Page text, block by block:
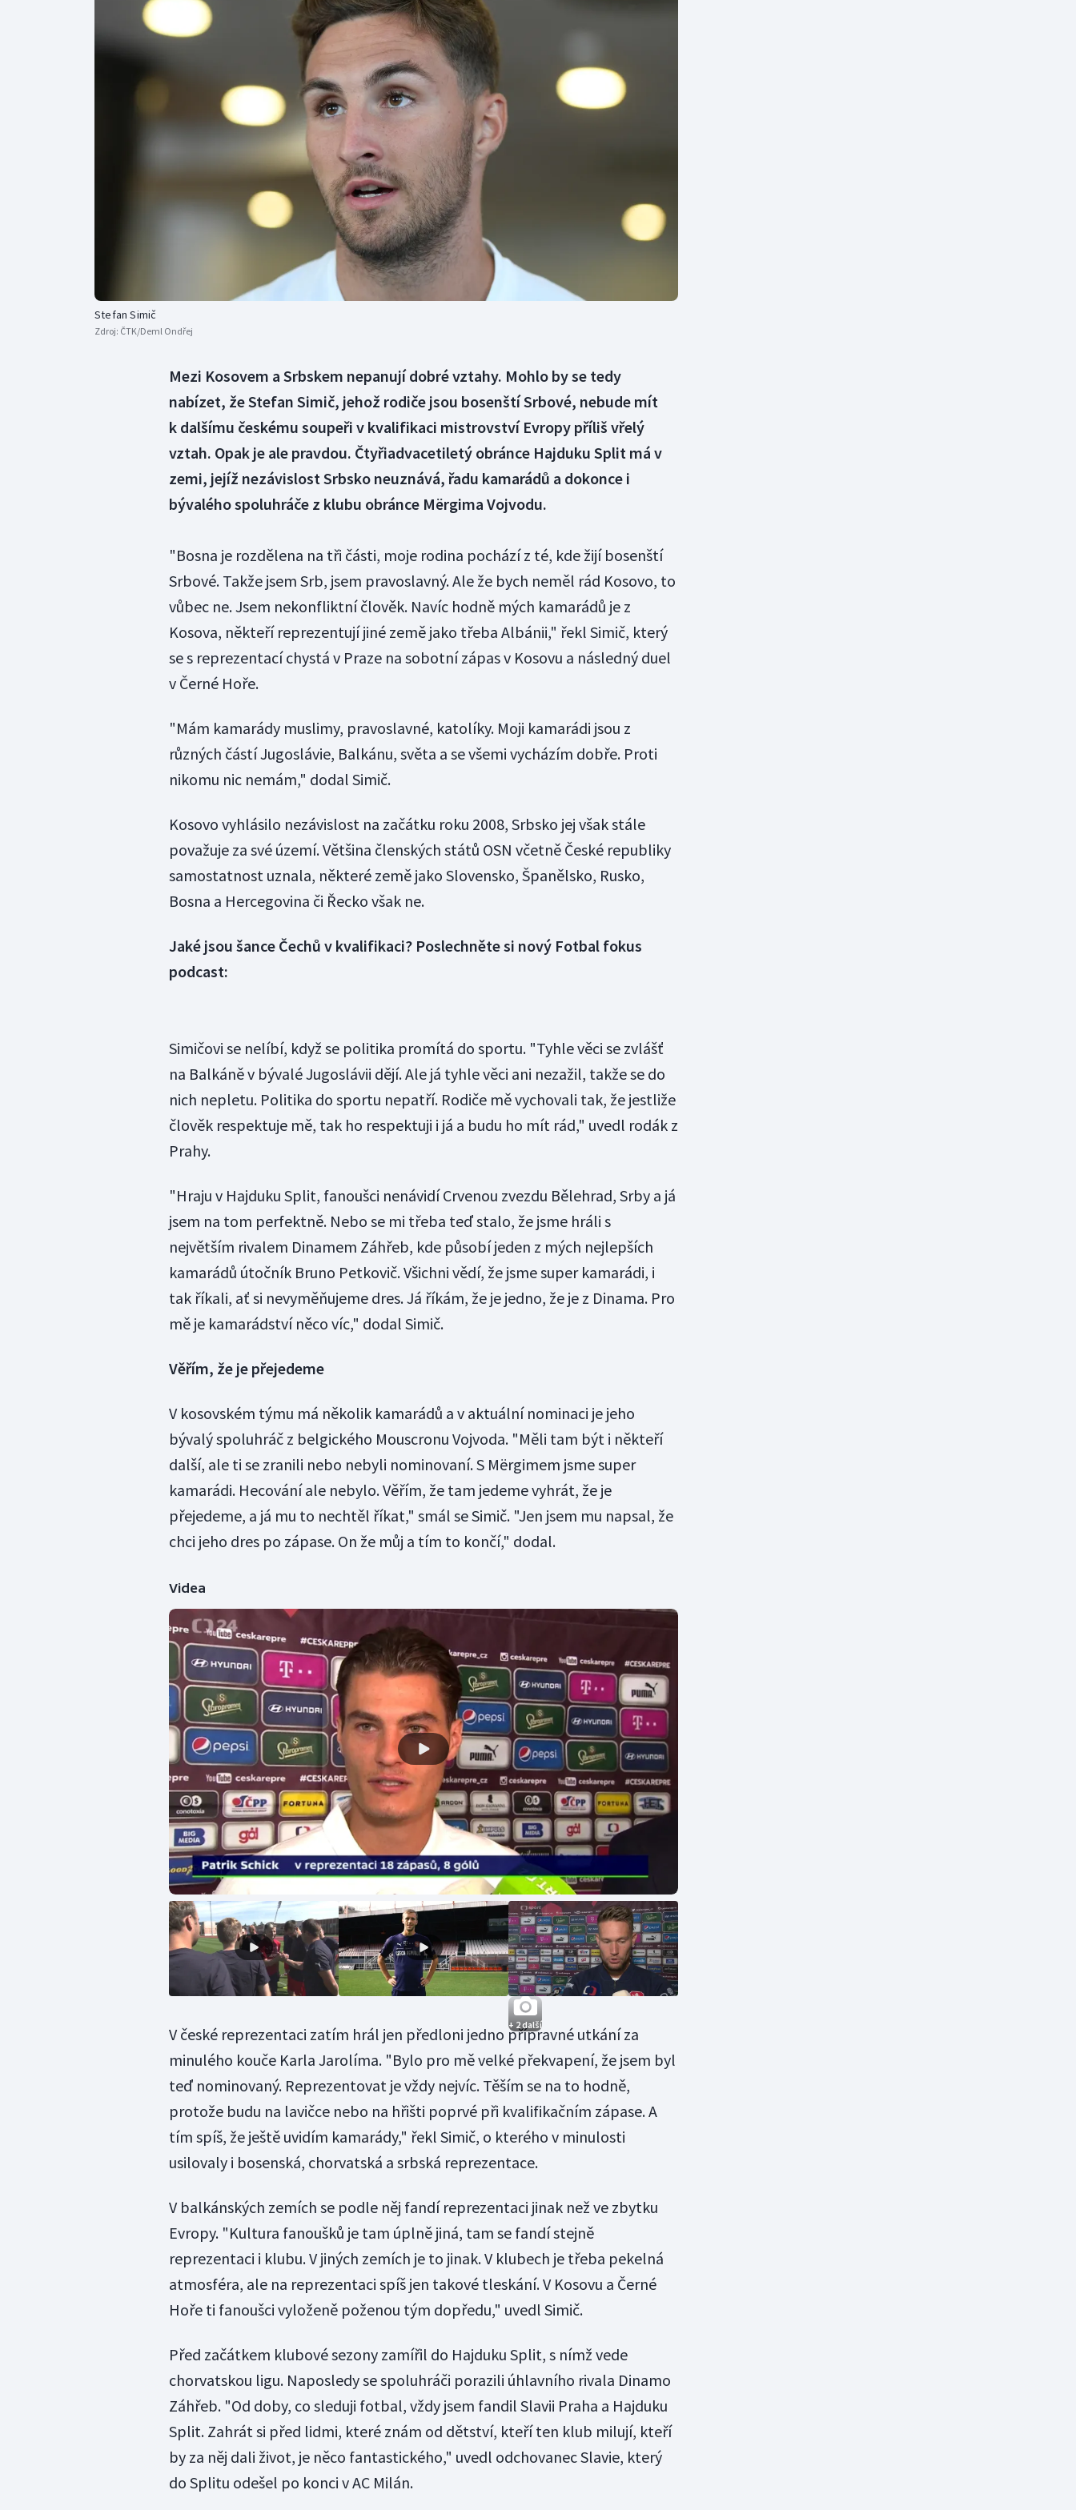
Florbal
Futsal
Gymnastika
Moderní pětiboj
Motorsport
Olympijské hry
Parasport
Plavání
Plážový volejbal
Vodní slalom
Stefan Simič
Zdroj: ČTK/Deml Ondřej
Mezi Kosovem a Srbskem nepanují dobré vztahy. Mohlo by se tedy
nabízet, že Stefan Simič, jehož rodiče jsou bosenští Srbové, nebude mít
k dalšímu českému soupeři v kvalifikaci mistrovství Evropy příliš vřelý
vztah. Opak je ale pravdou. Čtyřiadvacetiletý obránce Hajduku Split má v
zemi, jejíž nezávislost Srbsko neuznává, řadu kamarádů a dokonce i
bývalého spoluhráče z klubu obránce Mërgima Vojvodu.
"Bosna je rozdělena na tři části, moje rodina pochází z té, kde žijí bosenští
Srbové. Takže jsem Srb, jsem pravoslavný. Ale že bych neměl rád Kosovo, to
vůbec ne. Jsem nekonfliktní člověk. Navíc hodně mých kamarádů je z
Kosova, někteří reprezentují jiné země jako třeba Albánii," řekl Simič, který
se s reprezentací chystá v Praze na sobotní zápas v Kosovu a následný duel
v Černé Hoře.
"Mám kamarády muslimy, pravoslavné, katolíky. Moji kamarádi jsou z
různých částí Jugoslávie, Balkánu, světa a se všemi vycházím dobře. Proti
nikomu nic nemám," dodal Simič.
Kosovo vyhlásilo nezávislost na začátku roku 2008, Srbsko jej však stále
považuje za své území. Většina členských států OSN včetně České republiky
samostatnost uznala, některé země jako Slovensko, Španělsko, Rusko,
Bosna a Hercegovina či Řecko však ne.
Jaké jsou šance Čechů v kvalifikaci? Poslechněte si nový Fotbal fokus
podcast:
Simičovi se nelíbí, když se politika promítá do sportu. "Tyhle věci se zvlášť
na Balkáně v bývalé Jugoslávii dějí. Ale já tyhle věci ani nezažil, takže se do
nich nepletu. Politika do sportu nepatří. Rodiče mě vychovali tak, že jestliže
člověk respektuje mě, tak ho respektuji i já a budu ho mít rád," uvedl rodák z
Prahy.
"Hraju v Hajduku Split, fanoušci nenávidí Crvenou zvezdu Bělehrad, Srby a já
jsem na tom perfektně. Nebo se mi třeba teď stalo, že jsme hráli s
největším rivalem Dinamem Záhřeb, kde působí jeden z mých nejlepších
kamarádů útočník Bruno Petkovič. Všichni vědí, že jsme super kamarádi, i
tak říkali, ať si nevyměňujeme dres. Já říkám, že je jedno, že je z Dinama. Pro
mě je kamarádství něco víc," dodal Simič.
Věřím, že je přejedeme
V kosovském týmu má několik kamarádů a v aktuální nominaci je jeho
bývalý spoluhráč z belgického Mouscronu Vojvoda. "Měli tam být i někteří
další, ale ti se zranili nebo nebyli nominovaní. S Mërgimem jsme super
kamarádi. Hecování ale nebylo. Věřím, že tam jedeme vyhrát, že je
přejedeme, a já mu to nechtěl říkat," smál se Simič. "Jen jsem mu napsal, že
chci jeho dres po zápase. On že můj a tím to končí," dodal.
Videa
+ 2 další
V české reprezentaci zatím hrál jen předloni jedno přípravné utkání za
minulého kouče Karla Jarolíma. "Bylo pro mě velké překvapení, že jsem byl
teď nominovaný. Reprezentovat je vždy nejvíc. Těším se na to hodně,
protože budu na lavičce nebo na hřišti poprvé při kvalifikačním zápase. A
tím spíš, že ještě uvidím kamarády," řekl Simič, o kterého v minulosti
usilovaly i bosenská, chorvatská a srbská reprezentace.
V balkánských zemích se podle něj fandí reprezentaci jinak než ve zbytku
Evropy. "Kultura fanoušků je tam úplně jiná, tam se fandí stejně
reprezentaci i klubu. V jiných zemích je to jinak. V klubech je třeba pekelná
atmosféra, ale na reprezentaci spíš jen takové tleskání. V Kosovu a Černé
Hoře ti fanoušci vyloženě poženou tým dopředu," uvedl Simič.
Před začátkem klubové sezony zamířil do Hajduku Split, s nímž vede
chorvatskou ligu. Naposledy se spoluhráči porazili úhlavního rivala Dinamo
Záhřeb. "Od doby, co sleduji fotbal, vždy jsem fandil Slavii Praha a Hajduku
Split. Zahrát si před lidmi, které znám od dětství, kteří ten klub milují, kteří
by za něj dali život, je něco fantastického," uvedl odchovanec Slavie, který
do Splitu odešel po konci v AC Milán.